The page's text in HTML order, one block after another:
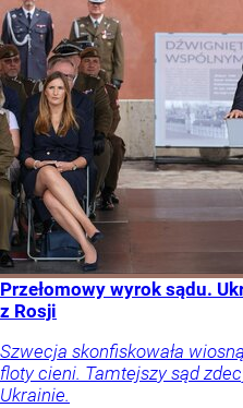
Przełomowy wyrok sądu.
z Rosji
Szwecja skonfiskowała
floty cieni. Tamtejszy sąd
Ukrainie.